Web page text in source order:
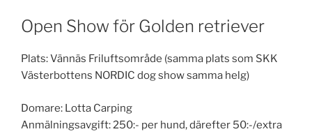
Open Show för Golden retriever
Plats: Vännäs Friluftsområde (samma plats som SKK
Västerbottens NORDIC dog show samma helg)
Domare: Lotta Carping
Anmälningsavgift: 250:- per hund, därefter 50:-/extra